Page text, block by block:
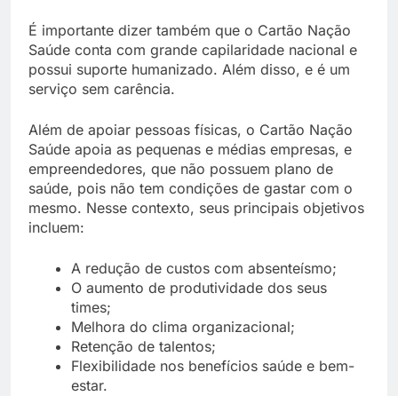
É importante dizer também que o Cartão Nação
Saúde conta com grande capilaridade nacional e
possui suporte humanizado. Além disso, e é um
serviço sem carência.
Além de apoiar pessoas físicas, o Cartão Nação
Saúde apoia as pequenas e médias empresas, e
empreendedores, que não possuem plano de
saúde, pois não tem condições de gastar com o
mesmo. Nesse contexto, seus principais objetivos
incluem:
A redução de custos com absenteísmo;
O aumento de produtividade dos seus
times;
Melhora do clima organizacional;
Retenção de talentos;
Flexibilidade nos benefícios saúde e bem-
estar.